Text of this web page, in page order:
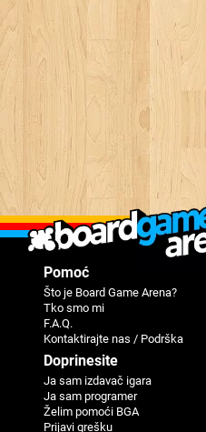
Pomoć
Što je Board Game Arena?
Tko smo mi
F.A.Q.
Kontaktirajte nas / Podrška
Doprinesite
Ja sam izdavač igara
Ja sam programer
Žеlim pomoći BGA
Priјavi grеšku